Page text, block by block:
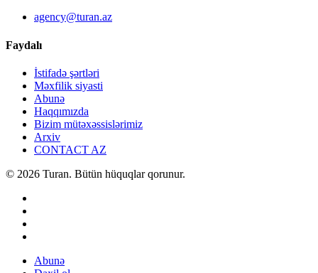
agency@turan.az
Faydalı
İstifadə şərtləri
Məxfilik siyasti
Abunə
Haqqımızda
Bizim mütəxəssislərimiz
Arxiv
CONTACT AZ
© 2026 Turan. Bütün hüquqlar qorunur.
Abunə